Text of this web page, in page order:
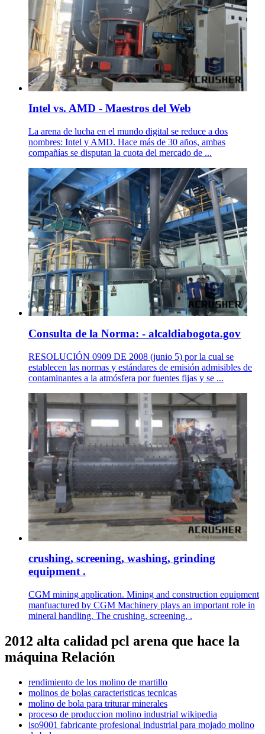
Intel vs. AMD - Maestros del Web
La arena de lucha en el mundo digital se reduce a dos
nombres: Intel y AMD. Hace más de 30 años, ambas
compañías se disputan la cuota del mercado de ...
Consulta de la Norma: - alcaldiabogota.gov
RESOLUCIÓN 0909 DE 2008 (junio 5) por la cual se
establecen las normas y estándares de emisión admisibles de
contaminantes a la atmósfera por fuentes fijas y se ...
crushing, screening, washing, grinding
equipment .
CGM mining application. Mining and construction equipment
manfuactured by CGM Machinery plays an important role in
mineral handling. The crushing, screening, .
2012 alta calidad pcl arena que hace la
máquina Relación
rendimiento de los molino de martillo
molinos de bolas caracteristicas tecnicas
molino de bola para triturar minerales
proceso de produccion molino industrial wikipedia
iso9001 fabricante profesional industrial para mojado molino